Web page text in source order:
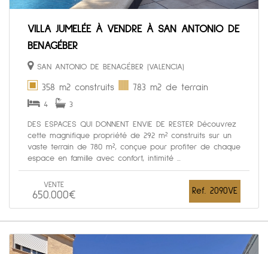
VILLA JUMELÉE À VENDRE À SAN ANTONIO DE
BENAGÉBER
SAN ANTONIO DE BENAGÉBER (VALENCIA)
358 m2 construits 783 m2 de terrain
4 3
DES ESPACES QUI DONNENT ENVIE DE RESTER Découvrez
cette magnifique propriété de 292 m² construits sur un
vaste terrain de 780 m², conçue pour profiter de chaque
espace en famille avec confort, intimité ...
VENTE
650.000€ Ref. 2090VE